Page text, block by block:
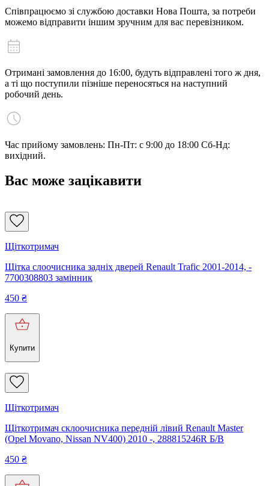
Співпрацюємо зі службою доставки Нова Пошта, за потреби
можемо відправити іншим зручним для вас перевізником.
Отримані замовлення до 16:00, будуть відправлені того ж дня,
а ті що поступили пізніше переносяться на наступний
робочий день.
Час прийому замовлень: Пн-Пт: с 9:00 до 18:00 Сб-Нд:
вихідний.
Вас може зацікавити
Щіткотримач
Щітка слоочисника задніх дверей Renault Trafic 2001-2014, -
7700308803 замінник
450 ₴
Купити
Щіткотримач
Щіткотримач склоочисника передній лівий Renault Master
(Opel Movano, Nissan NV400) 2010 -, 288815246R Б/В
450 ₴